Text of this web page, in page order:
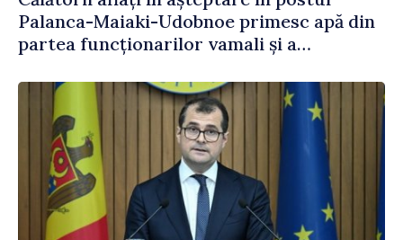
Palanca-Maiaki-Udobnoe primesc apă din
partea funcționarilor vamali și a